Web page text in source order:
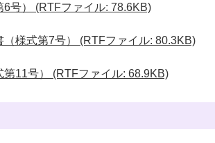
号） (RTFファイル: 78.6KB)
様式第7号） (RTFファイル: 80.3KB)
11号） (RTFファイル: 68.9KB)